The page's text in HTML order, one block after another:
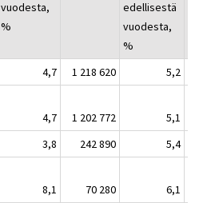
vuodesta,
%
edellisestä
vuodesta,
%
4,7 1 218 620 5,2
4,7 1 202 772 5,1
3,8 242 890 5,4
8,1 70 280
6,1